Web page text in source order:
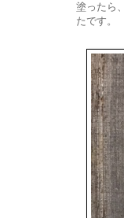
塗ったら
たです。